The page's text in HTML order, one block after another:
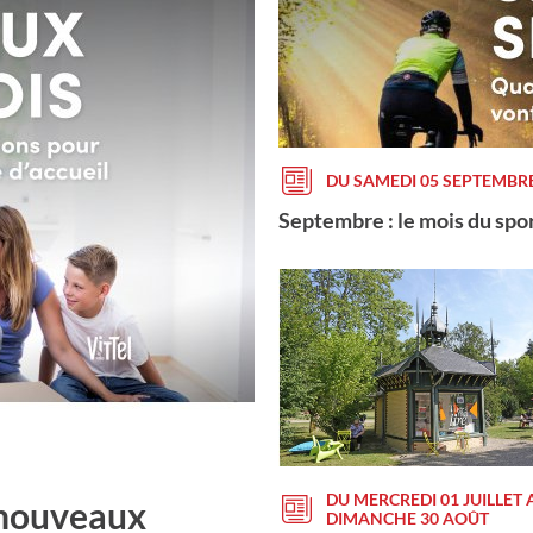
ses
Sécheresse : les Vosges
restrictions d'eau
DU MERCREDI 01 JUILLET
DIMANCHE 30 AOÛT
Opération "Cet été je lis"